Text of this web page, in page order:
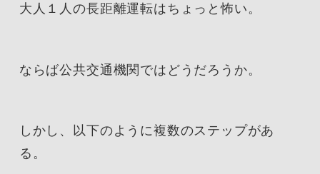
大人１人の長距離運転はちょっと怖い。
ならば公共交通機関ではどうだろうか。
しかし、以下のように複数のステップがあ
る。